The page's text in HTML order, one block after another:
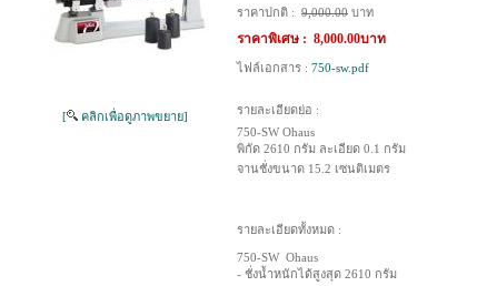
[ คลิกเพื่อดูภาพขยาย]
ราคาปกติ : 9,000.00 บาท
ราคาพิเศษ : 8,000.00บาท
ไฟล์เอกสาร : 750-sw.pdf
รายละเอียดย่อ :
750-SW Ohaus
พิกัด 2610 กรัม ละเอียด 0.1 กรัม
จานชั่งขนาด 15.2 เซนติเมตร
รายละเอียดทั้งหมด :
750-SW Ohaus
- ชั่งน้ำหนักได้สูงสุด 2610 กรัม